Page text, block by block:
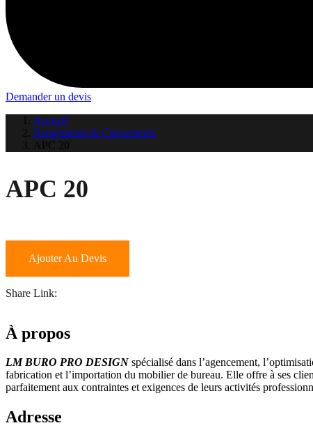
Demander un devis
Accueil
Rangements & Classements
APC 20
APC 20
Ajouter Au Devis
Share Link:
À propos
LM BURO PRO DESIGN spécialisé dans l’agencement,
fabrication et l’importation du mobilier de bureau. Elle offre à ses
parfaitement aux contraintes et exigences de leurs activités
Adresse